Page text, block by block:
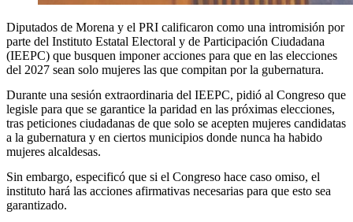
Diputados de Morena y el PRI calificaron como una intromisión por
parte del Instituto Estatal Electoral y de Participación Ciudadana
(IEEPC) que busquen imponer acciones para que en las elecciones
del 2027 sean solo mujeres las que compitan por la gubernatura.
Durante una sesión extraordinaria del IEEPC, pidió al Congreso que
legisle para que se garantice la paridad en las próximas elecciones,
tras peticiones ciudadanas de que solo se acepten mujeres candidatas
a la gubernatura y en ciertos municipios donde nunca ha habido
mujeres alcaldesas.
Sin embargo, especificó que si el Congreso hace caso omiso, el
instituto hará las acciones afirmativas necesarias para que esto sea
garantizado.